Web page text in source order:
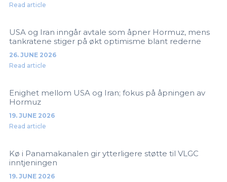
Read article
USA og Iran inngår avtale som åpner Hormuz, mens
tankratene stiger på økt optimisme blant rederne
26. JUNE 2026
Read article
Enighet mellom USA og Iran; fokus på åpningen av
Hormuz
19. JUNE 2026
Read article
Kø i Panamakanalen gir ytterligere støtte til VLGC
inntjeningen
19. JUNE 2026